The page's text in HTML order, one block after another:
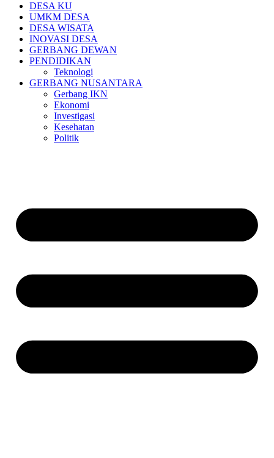
DESA KU
UMKM DESA
DESA WISATA
INOVASI DESA
GERBANG DEWAN
PENDIDIKAN
Teknologi
GERBANG NUSANTARA
Gerbang IKN
Ekonomi
Investigasi
Kesehatan
Politik